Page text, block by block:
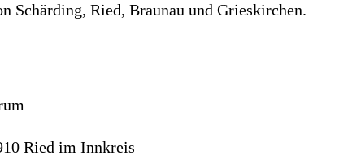
Schärding, Ried, Braunau und Grieskirchen.
Ried im Innkreis